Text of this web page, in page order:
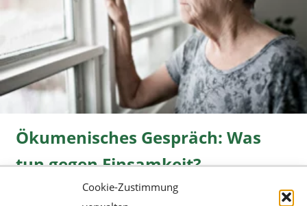
Cookie-Zustimmung
Ökumenisches Gespräch: Was
tun gegen Einsamkeit?
» mehr...